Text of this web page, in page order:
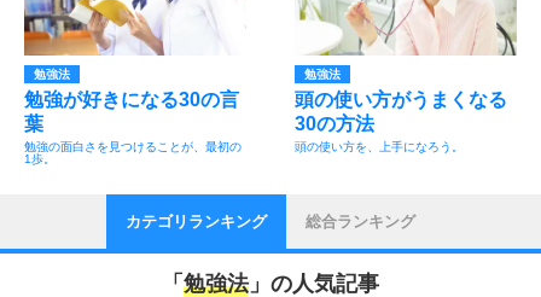
勉強法
勉強が好きになる30の言
葉
勉強の面白さを見つけることが、最初の
1歩。
勉強法
頭の使い方がうまくなる
30の方法
頭の使い方を、上手になろう。
カテゴリランキング 総合ランキング
「 勉強法」の人気記事